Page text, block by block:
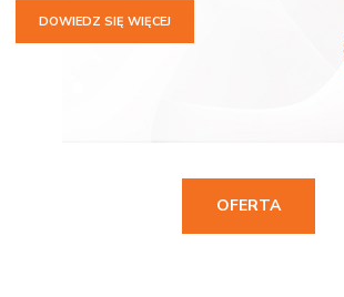
DOWIEDZ SIĘ WIĘCEJ
OFERTA